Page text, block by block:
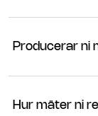
TikTok mot
Producerar ni
ditt varumärke.
Hur mäter ni